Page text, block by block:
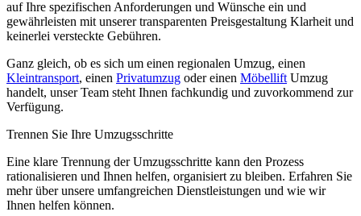
auf Ihre spezifischen Anforderungen und Wünsche ein und
gewährleisten mit unserer transparenten Preisgestaltung Klarheit und
keinerlei versteckte Gebühren.
Ganz gleich, ob es sich um einen regionalen Umzug, einen
Kleintransport, einen Privatumzug oder einen Möbellift Umzug
handelt, unser Team steht Ihnen fachkundig und zuvorkommend zur
Verfügung.
Trennen Sie Ihre Umzugsschritte
Eine klare Trennung der Umzugsschritte kann den Prozess
rationalisieren und Ihnen helfen, organisiert zu bleiben. Erfahren Sie
mehr über unsere umfangreichen Dienstleistungen und wie wir
Ihnen helfen können.